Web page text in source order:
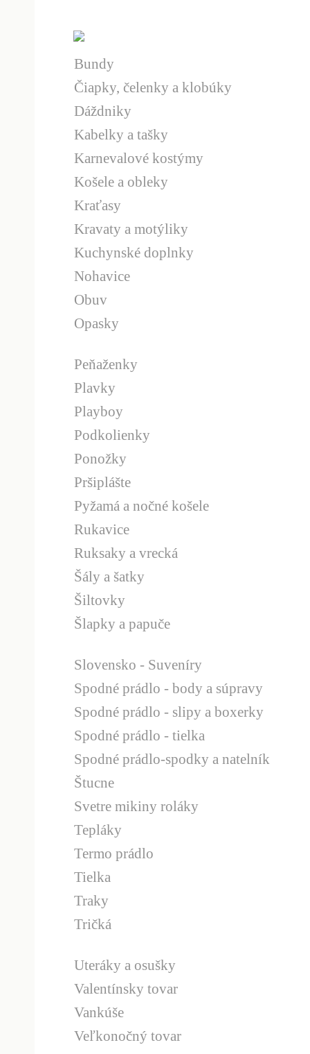
Bundy
Čiapky, čelenky a klobúky
Dáždniky
Kabelky a tašky
Karnevalové kostýmy
Košele a obleky
Kraťasy
Kravaty a motýliky
Kuchynské doplnky
Nohavice
Obuv
Opasky
Peňaženky
Plavky
Playboy
Podkolienky
Ponožky
Pršiplášte
Pyžamá a nočné košele
Rukavice
Ruksaky a vrecká
Šály a šatky
Šiltovky
Šlapky a papuče
Slovensko - Suveníry
Spodné prádlo - body a súpravy
Spodné prádlo - slipy a boxerky
Spodné prádlo - tielka
Spodné prádlo-spodky a natelník
Štucne
Svetre mikiny roláky
Tepláky
Termo prádlo
Tielka
Traky
Tričká
Uteráky a osušky
Valentínsky tovar
Vankúše
Veľkonočný tovar